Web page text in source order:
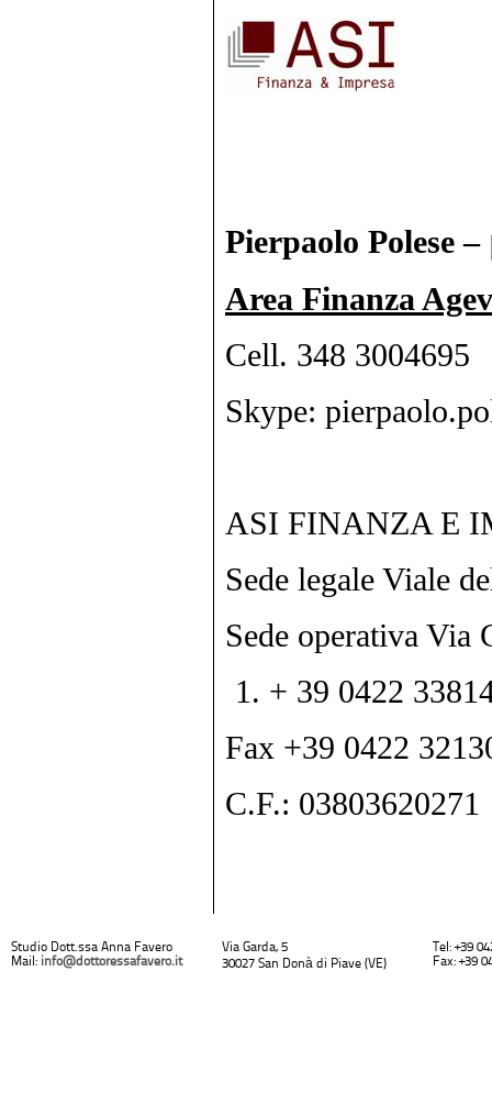
Pierpaolo Polese –
Area Finanza
Cell. 348 3004695
Skype:
ASI FINANZA E
Sede legale Viale
Sede operativa
+ 39 0422
Fax +39 0422
C.F.: 03803620271
Studio Dott.ssa Anna Favero
Mail: info@dottoressafavero.it
Via Garda, 5
30027 San Donà di Piave (VE)
Tel: +39
Fax: +39